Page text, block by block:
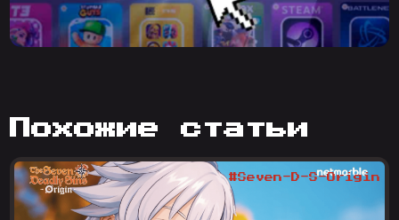
похожие статьи
#Seven-D-S-Origin